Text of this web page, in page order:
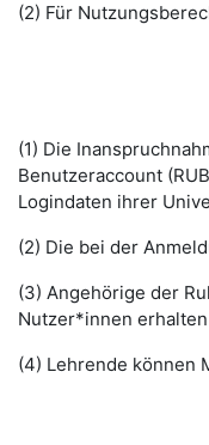
(2) Für
(1) Die
Benutzeraccount
Logindaten ihrer
(2) Die bei der
(3) Angehörige der
Nutzer*innen
(4) Lehrende können